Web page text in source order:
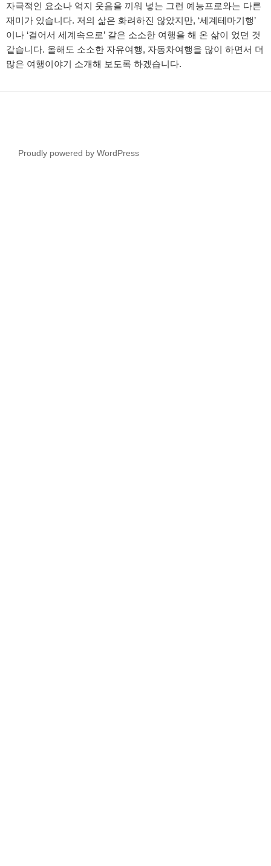
자극적인 요소나 억지 웃음을 끼워 넣는 그런 예능프로와는 다른
재미가 있습니다. 저의 삶은 화려하진 않았지만, ‘세계테마기행’
이나 ‘걸어서 세계속으로’ 같은 소소한 여행을 해 온 삶이 었던 것
같습니다. 올해도 소소한 자유여행, 자동차여행을 많이 하면서 더
많은 여행이야기 소개해 보도록 하겠습니다.
Proudly powered by WordPress